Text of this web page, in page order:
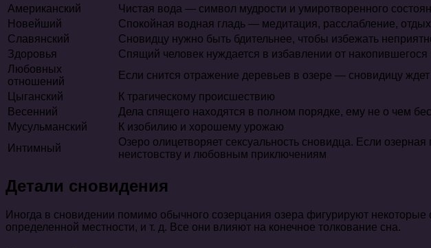
Американский
Чистая вода — символ мудрости и умиротворенного
Новейший
Спокойная водная гладь — медитация, расслабление,
Славянский
Сновидцу нужно быть бдительнее, чтобы избежать
Здоровья
Спящий человек нуждается в избавлении от накопившегося
Любовных
отношений
Если снится отражение деревьев в озере — сновидицу
Цыганский
К трагическому происшествию
Весенний
Дела спящего находятся в полном порядке, ему не о чем
Мусульманский
К изобилию и хорошему урожаю
Интимный
Озеро олицетворяет сексуальность сновидца. Если
неистовству и любовным приключениям
Детали сновидения
Иногда в сновидении помимо обычного созерцания озера фигурируют
определенной местности, и т. д. Все они влияют на конечное толкование сна.